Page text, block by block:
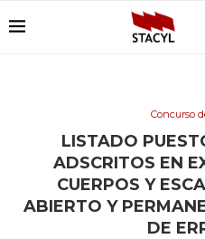
Concurso
LISTADO
ADSCRITOS EN
CUERPOS Y
ABIERTO Y
DE